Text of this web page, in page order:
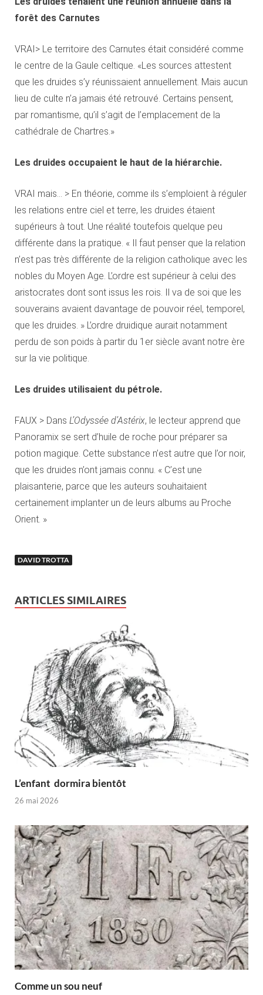
forêt des Carnutes
VRAI> Le territoire des Carnutes était considéré comme
le centre de la Gaule celtique. «Les sources attestent
que les druides s’y réunissaient annuellement. Mais aucun
lieu de culte n’a jamais été retrouvé. Certains pensent,
par romantisme, qu’il s’agit de l’emplacement de la
cathédrale de Chartres.»
Les druides occupaient le haut de la hiérarchie.
VRAI mais… > En théorie, comme ils s’emploient à réguler
les relations entre ciel et terre, les druides étaient
supérieurs à tout. Une réalité toutefois quelque peu
différente dans la pratique. « Il faut penser que la relation
n’est pas très différente de la religion catholique avec les
nobles du Moyen Age. L’ordre est supérieur à celui des
aristocrates dont sont issus les rois. Il va de soi que les
souverains avaient davantage de pouvoir réel, temporel,
que les druides. » L’ordre druidique aurait notamment
perdu de son poids à partir du 1er siècle avant notre ère
sur la vie politique.
Les druides utilisaient du pétrole.
FAUX > Dans L’Odyssée d’Astérix, le lecteur apprend que
Panoramix se sert d’huile de roche pour préparer sa
potion magique. Cette substance n’est autre que l’or noir,
que les druides n’ont jamais connu. « C’est une
plaisanterie, parce que les auteurs souhaitaient
certainement implanter un de leurs albums au Proche
Orient. »
DAVID TROTTA
ARTICLES SIMILAIRES
L’enfant dormira bientôt
26 mai 2026
Comme un sou neuf